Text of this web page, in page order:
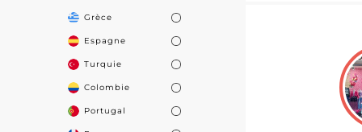
Grèce
Espagne
Turquie
Colombie
Portugal